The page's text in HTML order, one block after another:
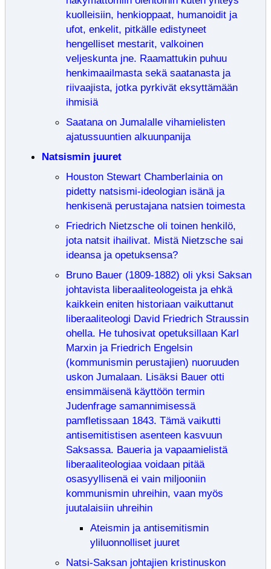
kuolleisiin, henkioppaat, humanoidit ja
ufot, enkelit, pitkälle edistyneet
hengelliset mestarit, valkoinen
veljeskunta jne. Raamattukin puhuu
henkimaailmasta sekä saatanasta ja
riivaajista, jotka pyrkivät eksyttämään
ihmisiä
Saatana on Jumalalle vihamielisten
ajatussuuntien alkuunpanija
Natsismin juuret
Houston Stewart Chamberlainia on
pidetty natsismi-ideologian isänä ja
henkisenä perustajana natsien toimesta
Friedrich Nietzsche oli toinen henkilö,
jota natsit ihailivat. Mistä Nietzsche sai
ideansa ja opetuksensa?
Bruno Bauer (1809-1882) oli yksi Saksan
johtavista liberaaliteologeista ja ehkä
kaikkein eniten historiaan vaikuttanut
liberaaliteologi David Friedrich Straussin
ohella. He tuhosivat opetuksillaan Karl
Marxin ja Friedrich Engelsin
(kommunismin perustajien) nuoruuden
uskon Jumalaan. Lisäksi Bauer otti
ensimmäisenä käyttöön termin
Judenfrage samannimisessä
pamfletissaan 1843. Tämä vaikutti
antisemitistisen asenteen kasvuun
Saksassa. Baueria ja vapaamielistä
liberaaliteologiaa voidaan pitää
osasyyllisenä ei vain miljooniin
kommunismin uhreihin, vaan myös
juutalaisiin uhreihin
Ateismin ja antisemitismin
yliluonnolliset juuret
Natsi-Saksan johtajien kristinuskon